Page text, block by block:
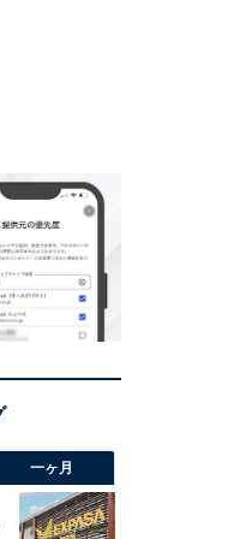
一ヶ月